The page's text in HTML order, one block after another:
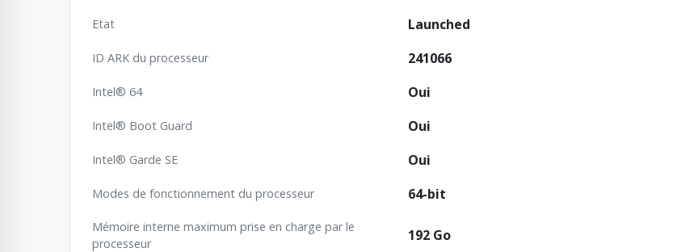
Etat Launched
ID ARK du processeur 241066
Intel® 64 Oui
Intel® Boot Guard Oui
Intel® Garde SE Oui
Modes de fonctionnement du processeur 64-bit
Mémoire interne maximum prise en charge par le
processeur
192 Go